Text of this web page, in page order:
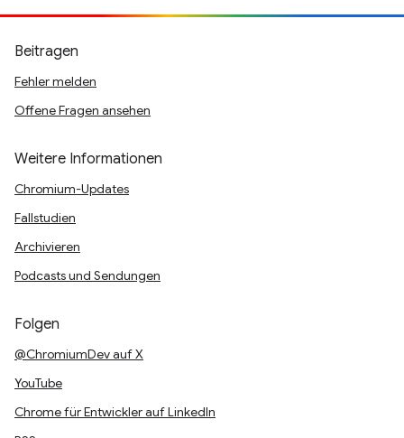
Beitragen
Fehler melden
Offene Fragen ansehen
Weitere Informationen
Chromium-Updates
Fallstudien
Archivieren
Podcasts und Sendungen
Folgen
@ChromiumDev auf X
YouTube
Chrome für Entwickler auf LinkedIn